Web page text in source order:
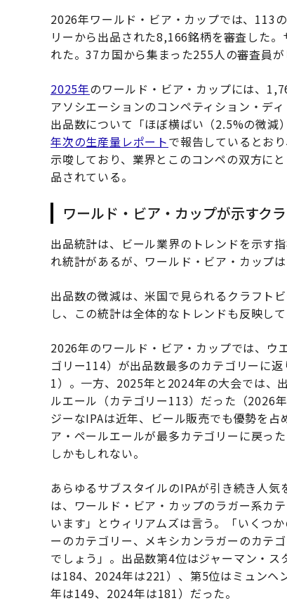
2026年ワールド・ビア・カップでは、113
リーから出品された8,166銘柄を審査した
れた。37カ国から集まった255人の審査員が
2025年のワールド・ビア・カップには、
アソシエーションのコンペティション・デ
出品数について「ほぼ横ばい（2.5%の微減
年次の生産量レポートで報告しているとお
示唆しており、業界とこのコンペの双方に
品されている。
ワールド・ビア・カップが示すク
出品統計は、ビール業界のトレンドを示す
れ統計があるが、ワールド・ビア・カップ
出品数の微減は、米国で見られるクラフト
し、この統計は全体的なトレンドも反映して
2026年のワールド・ビア・カップでは、ウ
ゴリー114）が出品数最多のカテゴリーに
1）。一方、2025年と2024年の大会では、
ルエール（カテゴリー113）だった（2026
ジーなIPAは近年、ビール販売でも優勢を
ア・ペールエールが最多カテゴリーに戻っ
しかもしれない。
あらゆるサブスタイルのIPAが引き続き人気
は、ワールド・ビア・カップのラガー系カ
います」とウィリアムズは言う。「いくつ
ーのカテゴリー、メキシカンラガーのカテ
でしょう」。出品数第4位はジャーマン・
は184、2024年は221）、第5位はミュン
年は149、2024年は181）だった。